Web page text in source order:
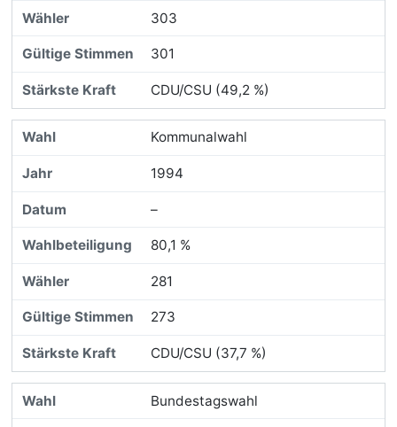
303
301
CDU/CSU (49,2 %)
Kommunalwahl
1994
–
80,1 %
281
273
CDU/CSU (37,7 %)
Bundestagswahl